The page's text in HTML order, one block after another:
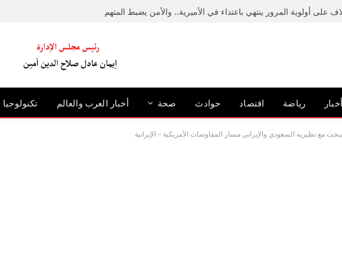
على أولوية المرور ينتهي باعتداء في الأميرية.. والأمن يضبط المتهم
أخبار رياضة اقتصاد حوادث صحة أخبار العرب والعالم تكنولوجيا
مع نظيريه السعودي والإيراني مسار المفاوضات الأمريكية – الإيرانية